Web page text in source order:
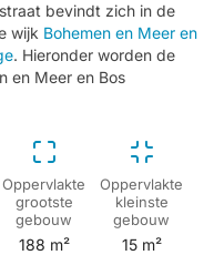
bevindt zich in de
wijk Bohemen en Meer en
. Hieronder worden de
en Meer en Bos
Oppervlakte
grootste
gebouw
188 m²
Oppervlakte
kleinste
gebouw
15 m²